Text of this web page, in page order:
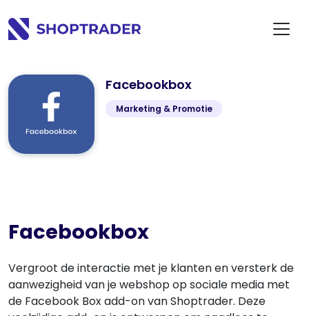
Facebookbox
Marketing & Promotie
Facebookbox
Vergroot de interactie met je klanten en versterk de
aanwezigheid van je webshop op sociale media met
de Facebook Box add-on van Shoptrader. Deze